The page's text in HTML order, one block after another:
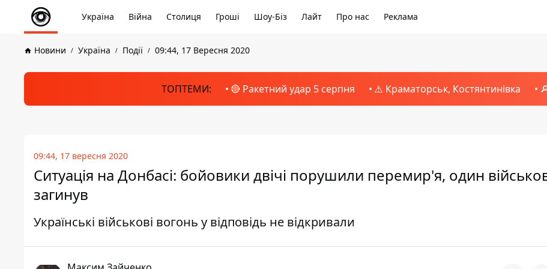
Україна Війна Столиця Гроші Шоу-Біз Лайт Про нас Реклама
Новини Україна Події 09:44, 17 Вересня 2020
ТОПТЕМИ: 🔴 Ракетний удар 5 серпня ⚠️ Краматорськ, Костянтинівка
09:44, 17 вересня 2020
Ситуація на Донбасі: бойовики двічі порушили перемир'я, один
загинув
Українські військові вогонь у відповідь не відкривали